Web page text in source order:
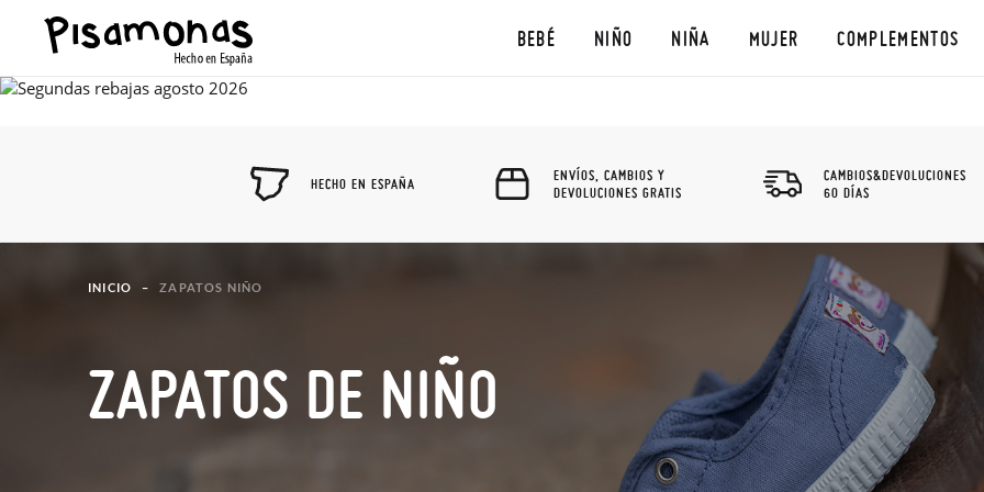
BEBÉ NIÑO NIÑA MUJER COMPLEMENTOS
HECHO EN ESPAÑA
ENVÍOS, CAMBIOS Y
DEVOLUCIONES GRATIS
CAMBIOS&DEVOLUCIONES
60 DÍAS
INICIO ZAPATOS NIÑO
ZAPATOS DE NIÑO